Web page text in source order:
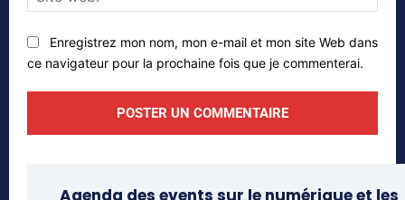
web:
Enregistrez mon nom, mon e-mail et mon site Web dans
ce navigateur pour la prochaine fois que je commenterai.
Agenda des events sur le numérique et les